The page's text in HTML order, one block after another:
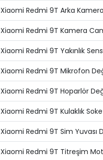
Xiaomi Redmi 9T Arka
Xiaomi Redmi 9T Kamera
Xiaomi Redmi 9T Yakınlık
Xiaomi Redmi 9T Mikrofon
Xiaomi Redmi 9T Hoparlör
Xiaomi Redmi 9T Kulaklık
Xiaomi Redmi 9T Sim Yuvası
Xiaomi Redmi 9T Titreşim